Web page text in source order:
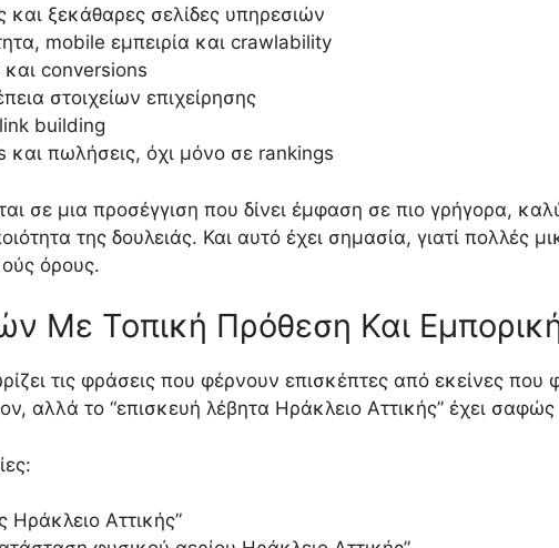
και ξεκάθαρες σελίδες υπηρεσιών
mobile εμπειρία και crawlability
και conversions
στοιχείων επιχείρησης
building
πωλήσεις, όχι μόνο σε rankings
σε μια προσέγγιση που δίνει έμφαση σε πιο γρήγορα,
της δουλειάς. Και αυτό έχει σημασία, γιατί πολλές
όρους.
Με Τοπική Πρόθεση Και
τις φράσεις που φέρνουν επισκέπτες από εκείνες που
αλλά το “επισκευή λέβητα Ηράκλειο Αττικής” έχει
Ηράκλειο Αττικής”